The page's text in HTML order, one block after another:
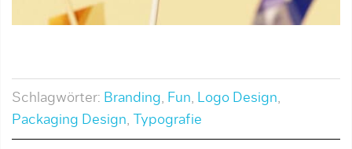
Schlagwörter: Branding, Fun, Logo Design,
Packaging Design, Typografie